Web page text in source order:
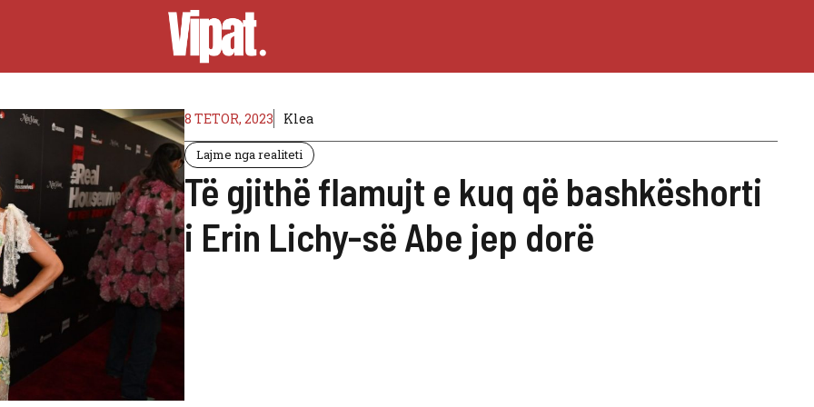
8 TETOR, 2023 Klea
Lajme nga realiteti
Të gjithë flamujt e kuq që bashkëshorti
i Erin Lichy-së Abe jep dorë